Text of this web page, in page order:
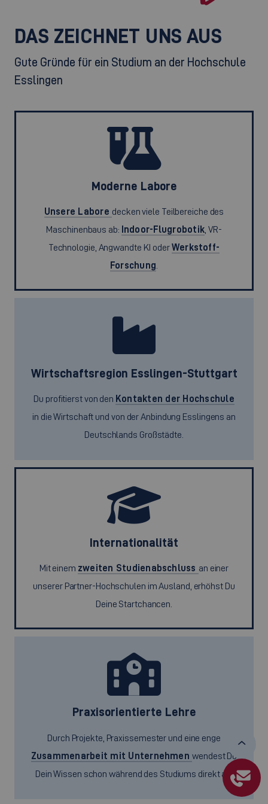
DAS ZEICHNET UNS AUS
Gute Gründe für ein Studium an der Hochschule
Esslingen
Moderne Labore
Unsere Labore decken viele Teilbereiche des
Maschinenbaus ab: Indoor-Flugrobotik , VR-
Technologie, Angwandte KI oderWerkstoff-
Forschung
Wirtschaftsregion Esslingen-Stuttgart
Du profitierst von den Kontakten der Hochschule
in die Wirtschaft und von der Anbindung Esslingens an
Deutschlands Großstädte.
Internationalität
Mit einem zweiten Studienabschluss an einer
unserer Partner-Hochschulen im Ausland, erhöhst Du
Deine Startchancen.
Praxisorientierte Lehre
Durch Projekte, Praxissemester und eine enge
Zusammenarbeit mit Unternehmenwendest Du
Dein Wissen schon während des Studiums direkt an.